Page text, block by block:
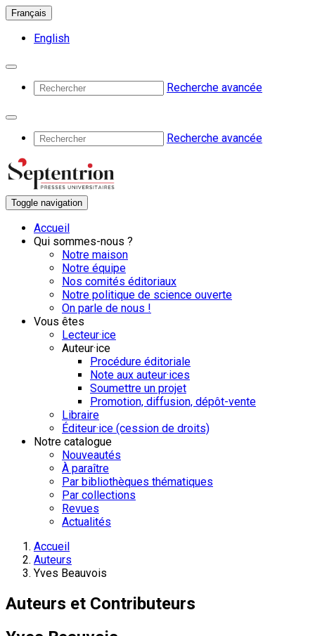
Français
English
Recherche avancée
Recherche avancée
Toggle navigation
Accueil
Qui sommes-nous ?
Notre maison
Notre équipe
Nos comités éditoriaux
Notre politique de science ouverte
On parle de nous !
Vous êtes
Lecteur·ice
Auteur·ice
Procédure éditoriale
Note aux auteur·ices
Soumettre un projet
Promotion, diffusion, dépôt-vente
Libraire
Éditeur·ice (cession de droits)
Notre catalogue
Nouveautés
À paraître
Par bibliothèques thématiques
Par collections
Revues
Actualités
Accueil
Auteurs
Yves Beauvois
Auteurs et Contributeurs